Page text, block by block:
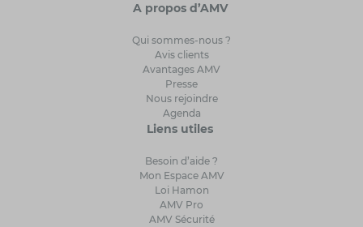
A propos d’AMV
Qui sommes-nous ?
Avis clients
Avantages AMV
Presse
Nous rejoindre
Agenda
Liens utiles
Besoin d’aide ?
Mon Espace AMV
Loi Hamon
AMV Pro
AMV Sécurité